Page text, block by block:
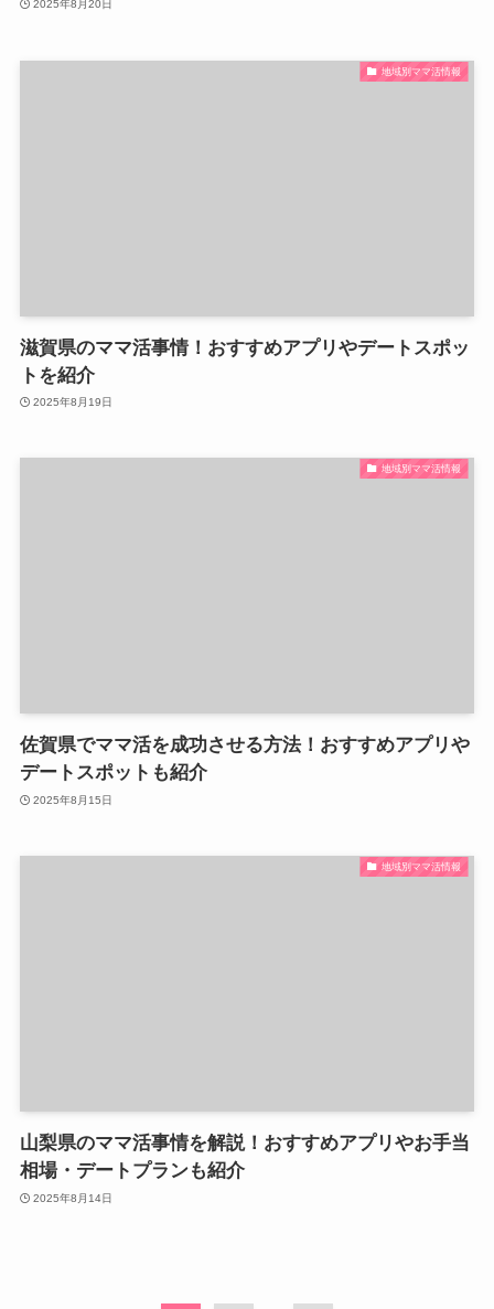
2025年8月20日
地域別ママ活情報
滋賀県のママ活事情！おすすめアプリやデートスポッ
トを紹介
2025年8月19日
地域別ママ活情報
佐賀県でママ活を成功させる方法！おすすめアプリや
デートスポットも紹介
2025年8月15日
地域別ママ活情報
山梨県のママ活事情を解説！おすすめアプリやお手当
相場・デートプランも紹介
2025年8月14日